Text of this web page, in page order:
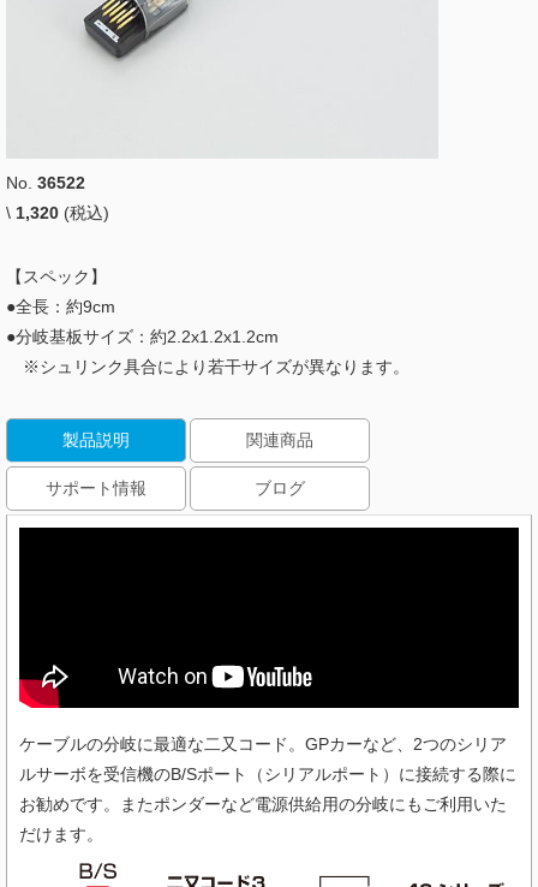
No. 36522
\ 1,320 (税込)
【スペック】
●全長：約9cm
●分岐基板サイズ：約2.2x1.2x1.2cm
※シュリンク具合により若干サイズが異なります。
製品説明 関連商品
サポート情報 ブログ
ケーブルの分岐に最適な二又コード。GPカーなど、2つのシリア
ルサーボを受信機のB/Sポート（シリアルポート）に接続する際に
お勧めです。またポンダーなど電源供給用の分岐にもご利用いた
だけます。